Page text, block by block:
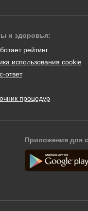
и здоровья:
рейтинг
использования cookie
ответ
процедур
Приложения для